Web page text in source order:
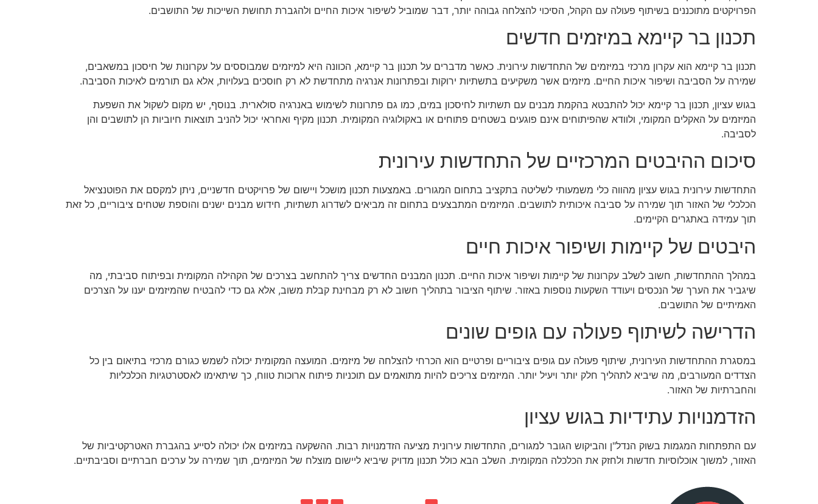
הפרויקטים מתוכננים בשיתוף פעולה עם הקהל, הסיכוי להצלחה גבוהה יותר, דבר שמוביל לשיפור איכות החיים ולהגברת תחושת השייכות של התושבים.
תכנון בר קיימא במיזמים חדשים
תכנון בר קיימא הוא עקרון מרכזי במיזמים של התחדשות עירונית. כאשר מדברים על תכנון בר קיימא, הכוונה היא למיזמים שמבוססים על עקרונות של חיסכון במשאבים,
שמירה על הסביבה ושיפור איכות החיים. מיזמים אשר משקיעים בתשתיות ירוקות ובפתרונות אנרגיה מתחדשת לא רק חוסכים בעלויות, אלא גם תורמים לאיכות הסביבה.
בגוש עציון, תכנון בר קיימא יכול להתבטא בהקמת מבנים עם תשתיות לחיסכון במים, כמו גם פתרונות לשימוש באנרגיה סולארית. בנוסף, יש מקום לשקול את השפעת
המיזמים על האקלים המקומי, ולוודא שהפיתוחים אינם פוגעים בשטחים פתוחים או באקולוגיה המקומית. תכנון מקיף ואחראי יכול להניב תוצאות חיוביות הן לתושבים והן
לסביבה.
סיכום ההיבטים המרכזיים של התחדשות עירונית
התחדשות עירונית בגוש עציון מהווה כלי משמעותי לשליטה בתקציב בתחום המגורים. באמצעות תכנון מושכל ויישום של פרויקטים חדשניים, ניתן למקסם את הפוטנציאל
הכלכלי של האזור תוך שמירה על סביבה איכותית לתושבים. המיזמים המתבצעים בתחום זה מביאים לשדרוג תשתיות, חידוש מבנים ישנים והוספת שטחים ציבוריים, כל זאת
תוך עמידה באתגרים הקיימים.
היבטים של קיימות ושיפור איכות חיים
במהלך ההתחדשות, חשוב לשלב עקרונות של קיימות ושיפור איכות החיים. תכנון המבנים החדשים צריך להתחשב בצרכים של הקהילה המקומית ובפיתוח סביבתי, מה
שיגביר את הערך של הנכסים ויעודד השקעות נוספות באזור. שיתוף הציבור בתהליך חשוב לא רק מבחינת קבלת משוב, אלא גם כדי להבטיח שהמיזמים יענו על הצרכים
האמיתיים של התושבים.
הדרישה לשיתוף פעולה עם גופים שונים
במסגרת ההתחדשות העירונית, שיתוף פעולה עם גופים ציבוריים ופרטיים הוא הכרחי להצלחה של מיזמים. המועצה המקומית יכולה לשמש כגורם מרכזי בתיאום בין כל
הצדדים המעורבים, מה שיביא לתהליך חלק יותר ויעיל יותר. המיזמים צריכים להיות מתואמים עם תוכניות פיתוח ארוכות טווח, כך שיתאימו לאסטרטגיות הכלכליות
והחברתיות של האזור.
הזדמנויות עתידיות בגוש עציון
עם התפתחות המגמות בשוק הנדל"ן והביקוש הגובר למגורים, התחדשות עירונית מציעה הזדמנויות רבות. ההשקעה במיזמים אלו יכולה לסייע בהגברת האטרקטיביות של
האזור, למשוך אוכלוסיות חדשות ולחזק את הכלכלה המקומית. השלב הבא כולל תכנון מדויק שיביא ליישום מוצלח של המיזמים, תוך שמירה על ערכים חברתיים וסביבתיים.